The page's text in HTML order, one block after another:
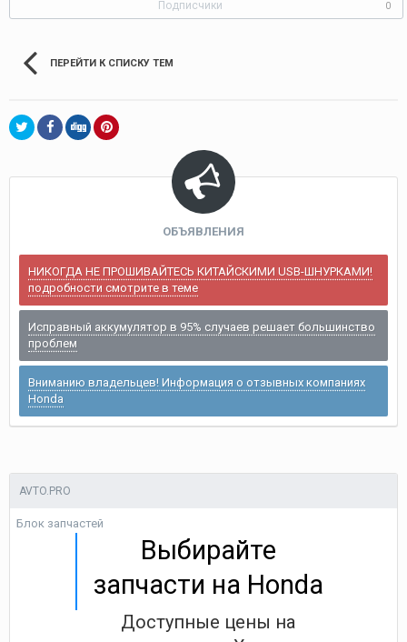
Подписчики 0
ПЕРЕЙТИ К СПИСКУ ТЕМ
ОБЪЯВЛЕНИЯ
НИКОГДА НЕ ПРОШИВАЙТЕСЬ КИТАЙСКИМИ USB-ШНУРКАМИ!
подробности смотрите в теме
Исправный аккумулятор в 95% случаев решает большинство
проблем
Вниманию владельцев! Информация о отзывных компаниях
Honda
AVTO.PRO
Блок запчастей
Выбирайте
запчасти на Honda
Доступные цены на